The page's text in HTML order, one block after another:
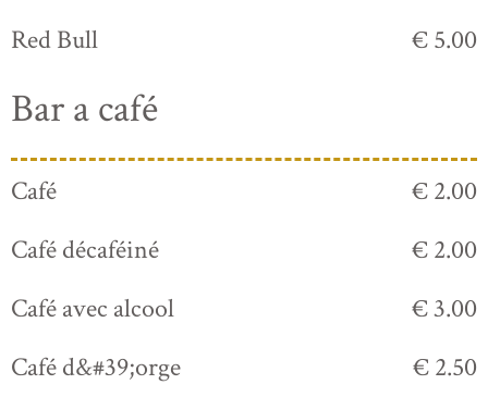
Red Bull
€ 5.00
Bar a café
Café
€ 2.00
Café décaféiné
€ 2.00
Café avec alcool
€ 3.00
Café d&#39;orge
€ 2.50